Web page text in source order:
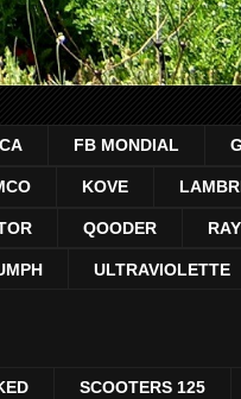
FB MONDIAL
KOVE
QOODER RAY
ULTRAVIOLETTE
SCOOTERS 125